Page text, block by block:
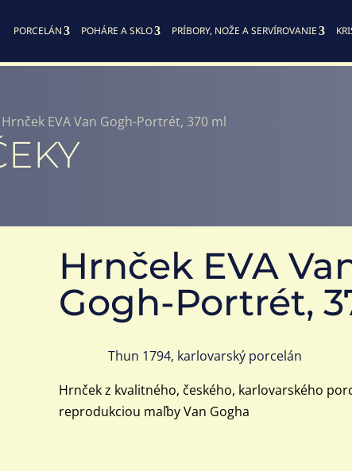
PORCELÁN POHÁRE A SKLO PRÍBORY, NOŽE A SERVÍROVANIE
EVA Van Gogh-Portrét, 370 ml
Hrnček EVA
Gogh-Portrét,
Thun 1794, karlovarský porcelán
Hrnček z kvalitného, českého, karlovarského
reprodukciou maľby Van Gogha